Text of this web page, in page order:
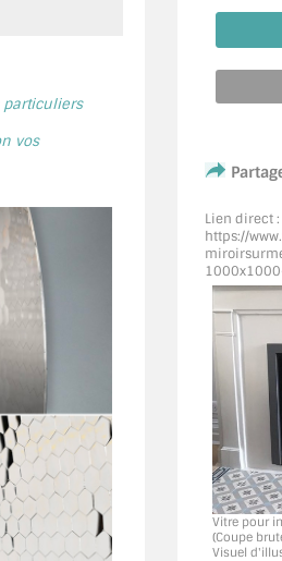
particuliers
vos
Lien direct :
https://
Vitre pour
(Coupe
Visuel